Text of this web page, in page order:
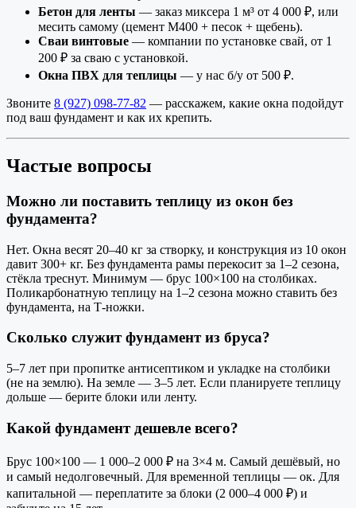
Бетон для ленты — заказ миксера 1 м³ от 4 000 ₽, или
месить самому (цемент М400 + песок + щебень).
Сваи винтовые — компании по установке свай, от 1
200 ₽ за сваю с установкой.
Окна ПВХ для теплицы — у нас б/у от 500 ₽.
Звоните 8 (927) 098-77-82 — расскажем, какие окна подойдут
под ваш фундамент и как их крепить.
Частые вопросы
Можно ли поставить теплицу из окон без
фундамента?
Нет. Окна весят 20–40 кг за створку, и конструкция из 10 окон
давит 300+ кг. Без фундамента рамы перекосит за 1–2 сезона,
стёкла треснут. Минимум — брус 100×100 на столбиках.
Поликарбонатную теплицу на 1–2 сезона можно ставить без
фундамента, на Т-ножки.
Сколько служит фундамент из бруса?
5–7 лет при пропитке антисептиком и укладке на столбики
(не на землю). На земле — 3–5 лет. Если планируете теплицу
дольше — берите блоки или ленту.
Какой фундамент дешевле всего?
Брус 100×100 — 1 000–2 000 ₽ на 3×4 м. Самый дешёвый, но
и самый недолговечный. Для временной теплицы — ок. Для
капитальной — переплатите за блоки (2 000–4 000 ₽) и